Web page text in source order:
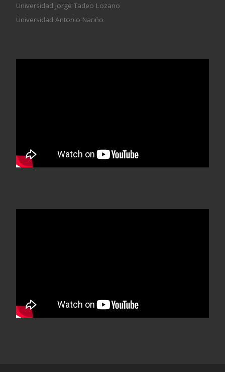
Universidad Jorge Tadeo Lozano
Universidad Antonio Nariño